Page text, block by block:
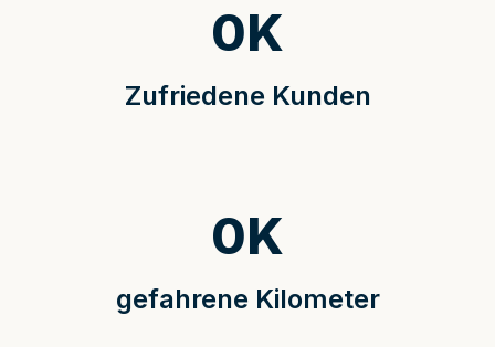
Zufriedene Kunden
0K
gefahrene Kilometer
0K